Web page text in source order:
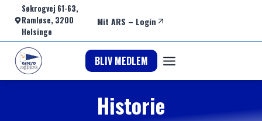
Fortsæt
indhold
Søkrogvej 61-63,
Ramløse, 3200
Helsinge
Mit ARS – Login
BLIV MEDLEM
Historie